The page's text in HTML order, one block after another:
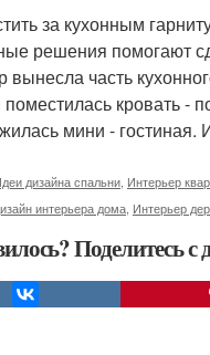
за кухонным
решения помогают
вынесла часть
поместилась кровать -
мини - гостиная.
дизайна спальни Интерьер
интерьера дома Интерьер
Поделитесь с